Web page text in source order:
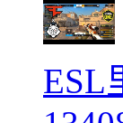
ESL